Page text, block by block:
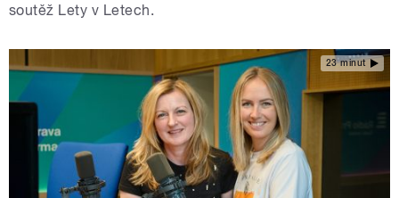
soutěž Lety v Letech.
23 minut